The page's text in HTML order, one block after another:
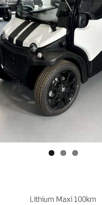
Lithium Maxi 100km